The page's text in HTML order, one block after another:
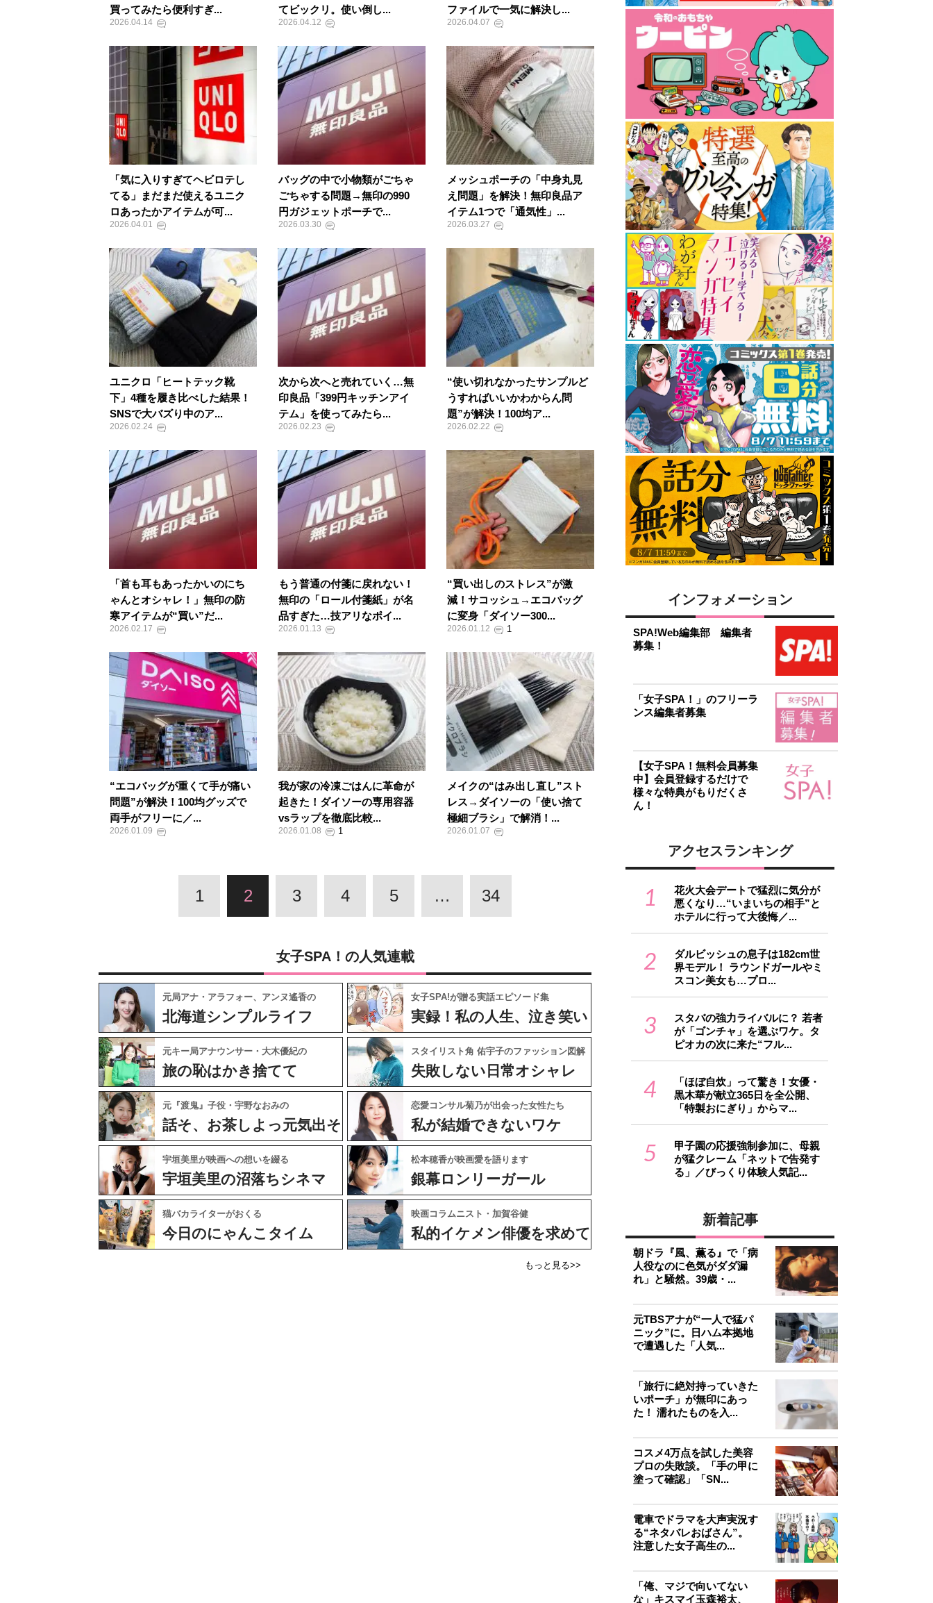
買ってみたら便利すぎ...
2026.04.14
てビックリ。使い倒し...
2026.04.12
ファイルで一気に解決し...
2026.04.07
「気に入りすぎてヘビロテし
てる」まだまだ使えるユニク
ロあったかアイテムが可...
2026.04.01
バッグの中で小物類がごちゃ
ごちゃする問題→無印の990
円ガジェットポーチで...
2026.03.30
メッシュポーチの「中身丸見
え問題」を解決！無印良品ア
イテム1つで「通気性」...
2026.03.27
ユニクロ「ヒートテック靴
下」4種を履き比べした結果！
SNSで大バズり中のア...
2026.02.24
次から次へと売れていく…無
印良品「399円キッチンアイ
テム」を使ってみたら...
2026.02.23
“使い切れなかったサンプルど
うすればいいかわからん問
題”が解決！100均ア...
2026.02.22
「首も耳もあったかいのにち
ゃんとオシャレ！」無印の防
寒アイテムが“買い”だ...
2026.02.17
もう普通の付箋に戻れない！
無印の「ロール付箋紙」が名
品すぎた…技アリなポイ...
2026.01.13
“買い出しのストレス”が激
減！サコッシュ→エコバッグ
に変身「ダイソー300...
2026.01.12
“エコバッグが重くて手が痛い
問題”が解決！100均グッズで
両手がフリーに／...
2026.01.09
我が家の冷凍ごはんに革命が
起きた！ダイソーの専用容器
vsラップを徹底比較...
2026.01.08
メイクの“はみ出し直し”スト
レス→ダイソーの「使い捨て
極細ブラシ」で解消！...
2026.01.07
1 2 3 4 5 … 34
女子SPA！の人気連載
元局アナ・アラフォー、アンヌ遙香の
北海道シンプルライフ
女子SPA!が贈る実話エピソード集
実録！私の人生、泣き笑い
元キー局アナウンサー・大木優紀の
旅の恥はかき捨てて
スタイリスト角 佑宇子のファッション図解
失敗しない日常オシャレ
元『渡鬼』子役・宇野なおみの
話そ、お茶しよっ元気出そ
恋愛コンサル菊乃が出会った女性たち
私が結婚できないワケ
宇垣美里が映画への想いを綴る
宇垣美里の沼落ちシネマ
松本穂香が映画愛を語ります
銀幕ロンリーガール
猫バカライターがおくる
今日のにゃんこタイム
映画コラムニスト・加賀谷健
私的イケメン俳優を求めて
もっと見る>>
インフォメーション
SPA!Web編集部 編集者
募集！
「女子SPA！」のフリーラ
ンス編集者募集
【女子SPA！無料会員募集
中】会員登録するだけで
様々な特典がもりだくさ
ん！
アクセスランキング
1
花火大会デートで猛烈に気分が
悪くなり…“いまいちの相手”と
ホテルに行って大後悔／...
2
ダルビッシュの息子は182cm世
界モデル！ ラウンドガールやミ
スコン美女も…プロ...
3
スタバの強力ライバルに？ 若者
が「ゴンチャ」を選ぶワケ。タ
ピオカの次に来た“フル...
4
「ほぼ自炊」って驚き！女優・
黒木華が献立365日を全公開、
「特製おにぎり」からマ...
5
甲子園の応援強制参加に、母親
が猛クレーム「ネットで告発す
る」／びっくり体験人気記...
新着記事
朝ドラ『風、薫る』で「病
人役なのに色気がダダ漏
れ」と騒然。39歳・...
元TBSアナが“一人で猛パ
ニック”に。日ハム本拠地
で遭遇した「人気...
「旅行に絶対持っていきた
いポーチ」が無印にあっ
た！ 濡れたものを入...
コスメ4万点を試した美容
プロの失敗談。「手の甲に
塗って確認」「SN...
電車でドラマを大声実況す
る“ネタバレおばさん”。
注意した女子高生の...
「俺、マジで向いてない
な」キスマイ玉森裕太、